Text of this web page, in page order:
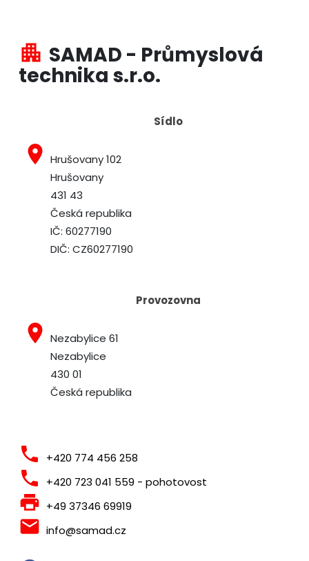
apartment SAMAD - Průmyslová
technika s.r.o.
Sídlo
place Hrušovany 102
Hrušovany
431 43
Česká republika
IČ: 60277190
DIČ: CZ60277190
Provozovna
place Nezabylice 61
Nezabylice
430 01
Česká republika
phone +420 774 456 258
phone +420 723 041 559 - pohotovost
print +49 37346 69919
local_post_office info@samad.cz